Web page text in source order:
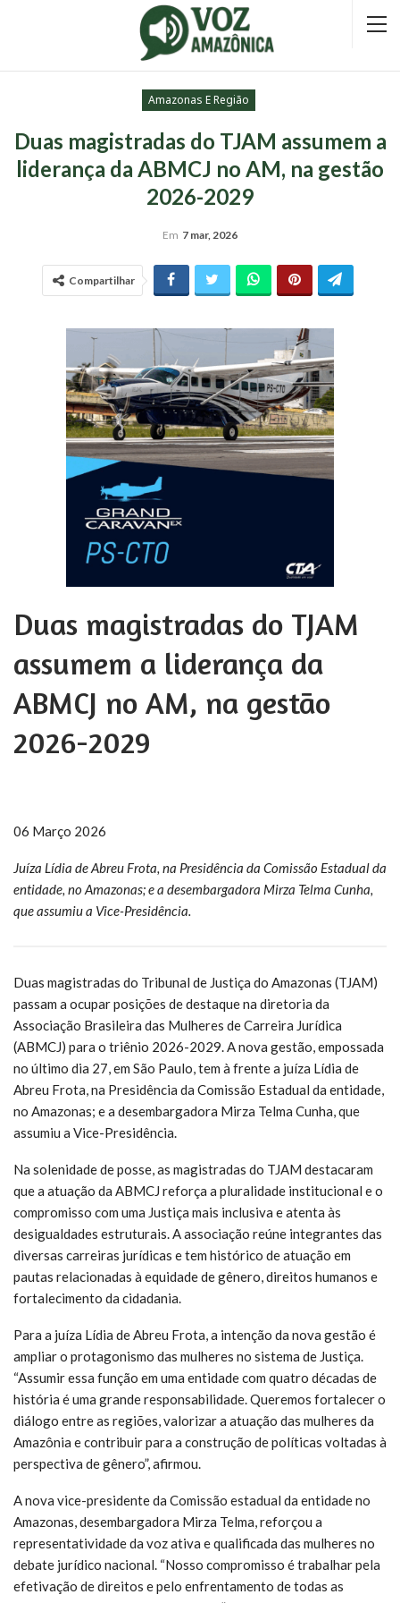
Amazonas E Região
Duas magistradas do TJAM assumem a
liderança da ABMCJ no AM, na gestão
2026-2029
Em 7 mar, 2026
Compartilhar
Duas magistradas do TJAM
assumem a liderança da
ABMCJ no AM, na gestão
2026-2029
06 Março 2026
Juíza Lídia de Abreu Frota, na Presidência da Comissão Estadual da
entidade, no Amazonas; e a desembargadora Mirza Telma Cunha,
que assumiu a Vice-Presidência.
Duas magistradas do Tribunal de Justiça do Amazonas (TJAM)
passam a ocupar posições de destaque na diretoria da
Associação Brasileira das Mulheres de Carreira Jurídica
(ABMCJ) para o triênio 2026-2029. A nova gestão, empossada
no último dia 27, em São Paulo, tem à frente a juíza Lídia de
Abreu Frota, na Presidência da Comissão Estadual da entidade,
no Amazonas; e a desembargadora Mirza Telma Cunha, que
assumiu a Vice-Presidência.
Na solenidade de posse, as magistradas do TJAM destacaram
que a atuação da ABMCJ reforça a pluralidade institucional e o
compromisso com uma Justiça mais inclusiva e atenta às
desigualdades estruturais. A associação reúne integrantes das
diversas carreiras jurídicas e tem histórico de atuação em
pautas relacionadas à equidade de gênero, direitos humanos e
fortalecimento da cidadania.
Para a juíza Lídia de Abreu Frota, a intenção da nova gestão é
ampliar o protagonismo das mulheres no sistema de Justiça.
“Assumir essa função em uma entidade com quatro décadas de
história é uma grande responsabilidade. Queremos fortalecer o
diálogo entre as regiões, valorizar a atuação das mulheres da
Amazônia e contribuir para a construção de políticas voltadas à
perspectiva de gênero”, afirmou.
A nova vice-presidente da Comissão estadual da entidade no
Amazonas, desembargadora Mirza Telma, reforçou a
representatividade da voz ativa e qualificada das mulheres no
debate jurídico nacional. “Nosso compromisso é trabalhar pela
efetivação de direitos e pelo enfrentamento de todas as